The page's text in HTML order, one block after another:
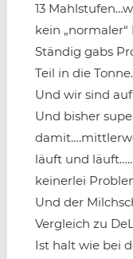
13
kein „normaler“
Ständig gabs
Teil in die
Und wir sind
Und bisher
läuft und
keinerlei
Und der
Vergleich zu
Ist halt wie bei